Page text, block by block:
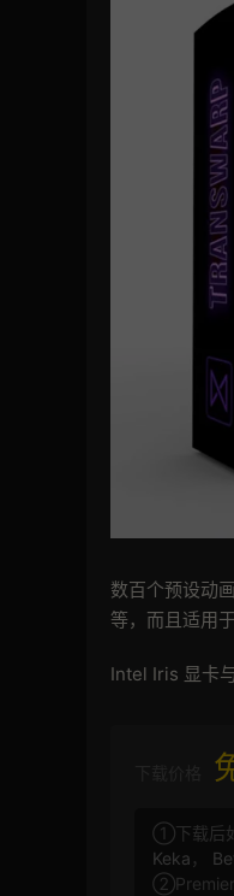
数百个预设动
等，而且适用
Intel Iris 显卡
①下载后
Keka ，